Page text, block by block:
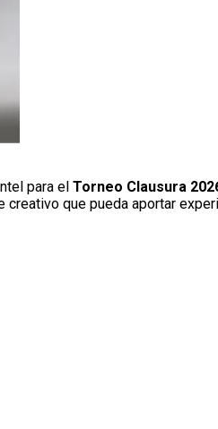
para el Torneo Clausura
creativo que pueda aportar